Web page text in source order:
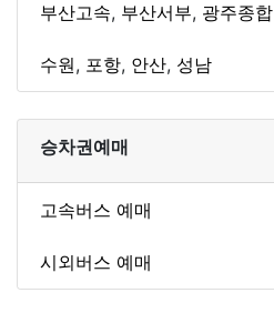
부산고속, 부산서부, 광주종합
수원, 포항, 안산, 성남
승차권예매
고속버스 예매
시외버스 예매